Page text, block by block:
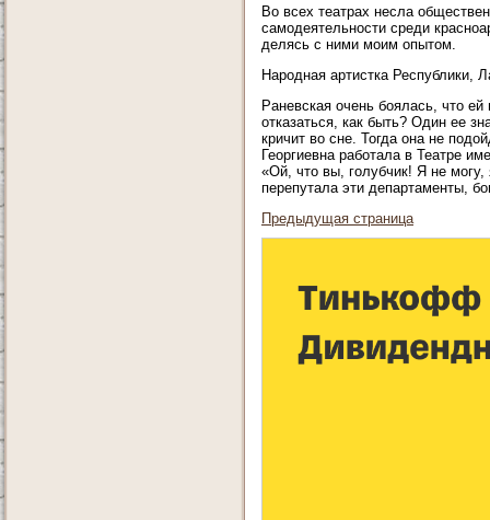
Во всех театрах несла
самодеятельности среди
делясь с ними моим опытом.
Народная артистка Республики,
Раневская очень боялась, что
отказаться, как быть? Один ее
кричит во сне. Тогда она не
Георгиевна работала в Театре
«Ой, что вы, голубчик! Я не
перепутала эти департаменты,
Предыдущая страница